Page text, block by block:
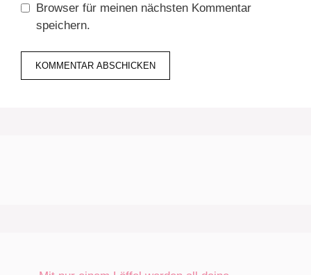
Browser für meinen nächsten Kommentar
speichern.